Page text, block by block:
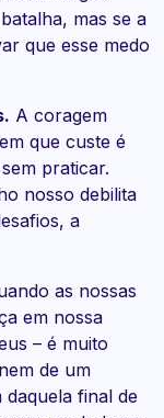
mas se a
que esse medo
A coragem
que custe é
praticar.
nosso debilita
a
as nossas
em nossa
– é muito
de um
final de